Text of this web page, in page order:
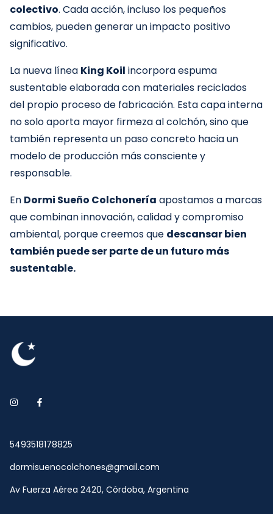
colectivo. Cada acción, incluso los pequeños
cambios, pueden generar un impacto positivo
significativo.
La nueva línea King Koil incorpora espuma
sustentable elaborada con materiales reciclados
del propio proceso de fabricación. Esta capa interna
no solo aporta mayor firmeza al colchón, sino que
también representa un paso concreto hacia un
modelo de producción más consciente y
responsable.
En Dormi Sueño Colchonería apostamos a marcas
que combinan innovación, calidad y compromiso
ambiental, porque creemos que descansar bien
también puede ser parte de un futuro más
sustentable.
5493518178825
dormisuenocolchones@gmail.com
Av Fuerza Aérea 2420, Córdoba, Argentina